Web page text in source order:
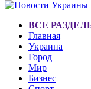
ВСЕ
Главная
Украина
Город
Мир
Бизнес